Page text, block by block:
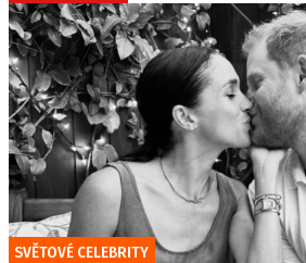
SVĚTOVÉ CELEBRITY